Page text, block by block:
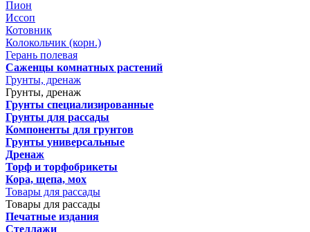
Пион
Иссоп
Котовник
Колокольчик (корн.)
Герань полевая
Саженцы комнатных растений
Грунты, дренаж
Грунты, дренаж
Грунты специализированные
Грунты для рассады
Компоненты для грунтов
Грунты универсальные
Дренаж
Торф и торфобрикеты
Кора, щепа, мох
Товары для рассады
Товары для рассады
Печатные издания
Стеллажи